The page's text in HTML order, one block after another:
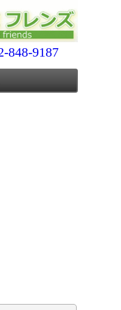
848-9187